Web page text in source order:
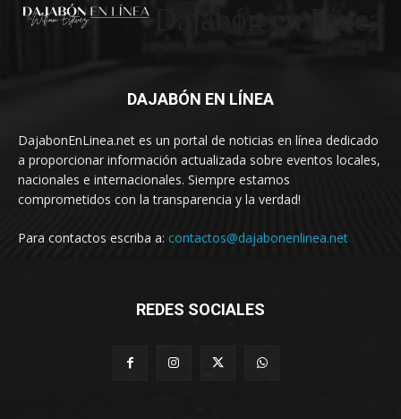
DAJABÓN EN LÍNEA
DajabonEnLinea.net es un portal de noticias en línea dedicado
a proporcionar información actualizada sobre eventos locales,
nacionales e internacionales. Siempre estamos
comprometidos con la transparencia y la verdad!
Para contactos escriba a: contactos@dajabonenlinea.net
REDES SOCIALES